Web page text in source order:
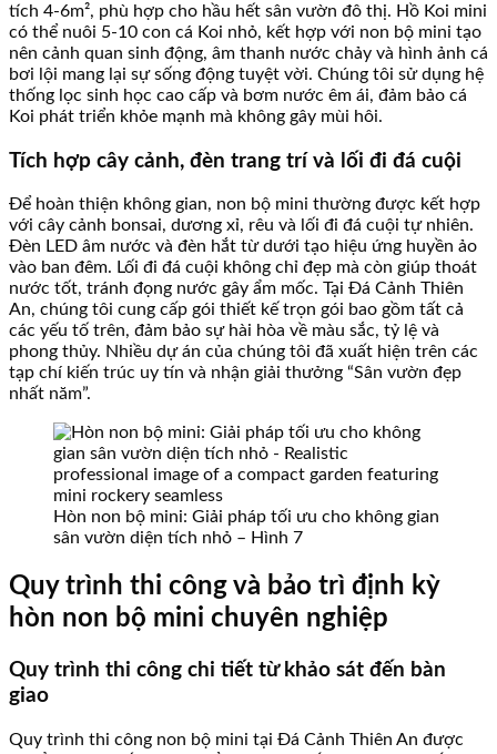
tích 4-6m², phù hợp cho hầu hết sân vườn đô thị. Hồ Koi mini
có thể nuôi 5-10 con cá Koi nhỏ, kết hợp với non bộ mini tạo
nên cảnh quan sinh động, âm thanh nước chảy và hình ảnh cá
bơi lội mang lại sự sống động tuyệt vời. Chúng tôi sử dụng hệ
thống lọc sinh học cao cấp và bơm nước êm ái, đảm bảo cá
Koi phát triển khỏe mạnh mà không gây mùi hôi.
Tích hợp cây cảnh, đèn trang trí và lối đi đá cuội
Để hoàn thiện không gian, non bộ mini thường được kết hợp
với cây cảnh bonsai, dương xỉ, rêu và lối đi đá cuội tự nhiên.
Đèn LED âm nước và đèn hắt từ dưới tạo hiệu ứng huyền ảo
vào ban đêm. Lối đi đá cuội không chỉ đẹp mà còn giúp thoát
nước tốt, tránh đọng nước gây ẩm mốc. Tại Đá Cảnh Thiên
An, chúng tôi cung cấp gói thiết kế trọn gói bao gồm tất cả
các yếu tố trên, đảm bảo sự hài hòa về màu sắc, tỷ lệ và
phong thủy. Nhiều dự án của chúng tôi đã xuất hiện trên các
tạp chí kiến trúc uy tín và nhận giải thưởng “Sân vườn đẹp
nhất năm”.
Hòn non bộ mini: Giải pháp tối ưu cho không gian
sân vườn diện tích nhỏ – Hình 7
Quy trình thi công và bảo trì định kỳ
hòn non bộ mini chuyên nghiệp
Quy trình thi công chi tiết từ khảo sát đến bàn
giao
Quy trình thi công non bộ mini tại Đá Cảnh Thiên An được